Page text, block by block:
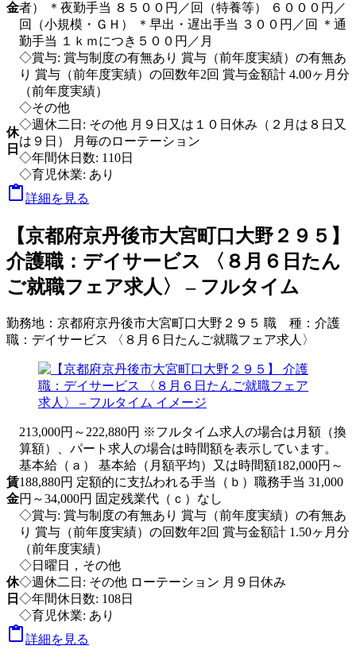
金者） ＊夜勤手当 ８５００円／回（特養等） ６０００円／
回（小規模・ＧＨ） ＊早出・遅出手当 ３００円／回 ＊通
勤手当 １ｋｍにつき５００円／月
◇賞与: 賞与制度の有無あり 賞与（前年度実績）の有無あ
り 賞与（前年度実績）の回数年2回 賞与金額計 4.00ヶ月分
（前年度実績）
休
日
◇その他
◇週休二日: その他 月９日又は１０日休み（２月は８日又
は９日） 月毎のローテーション
◇年間休日数: 110日
◇育児休業: あり
詳細を見る
【京都府京丹後市大宮町口大野２９５】
介護職：デイサービス 〈８月６日たん
ご就職フェア求人〉 – フルタイム
勤務地： 京都府京丹後市大宮町口大野２９５ 職 種： 介護
職：デイサービス 〈８月６日たんご就職フェア求人〉
賃
金
213,000円～222,880円 ※フルタイム求人の場合は月額（換
算額）、パート求人の場合は時間額を表示しています。
基本給（ａ） 基本給（月額平均）又は時間額182,000円～
188,880円 定額的に支払われる手当（ｂ）職務手当 31,000
円～34,000円 固定残業代（ｃ）なし
◇賞与: 賞与制度の有無あり 賞与（前年度実績）の有無あ
り 賞与（前年度実績）の回数年2回 賞与金額計 1.50ヶ月分
（前年度実績）
休
日
◇日曜日，その他
◇週休二日: その他 ローテーション 月９日休み
◇年間休日数: 108日
◇育児休業: あり
詳細を見る